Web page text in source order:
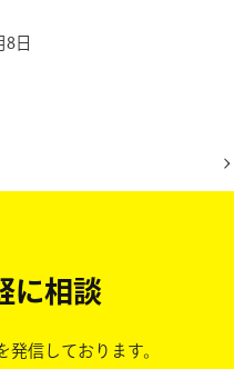
8日
に相談
信しております。